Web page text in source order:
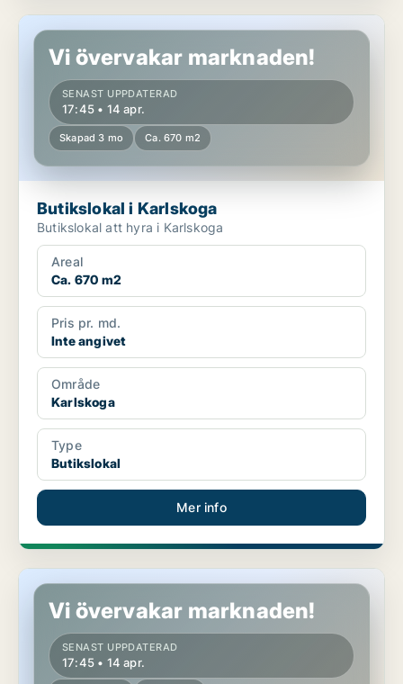
Butikslokal i Karlskoga
Vi övervakar marknaden!
SENAST UPPDATERAD
17:45 • 14 apr.
Skapad 3 mo Ca. 670 m2
Butikslokal i Karlskoga
Butikslokal att hyra i Karlskoga
Areal
Ca. 670 m2
Pris pr. md.
Inte angivet
Område
Karlskoga
Type
Butikslokal
Mer info
Butikslokal i Järfälla
Vi övervakar marknaden!
SENAST UPPDATERAD
17:45 • 14 apr.